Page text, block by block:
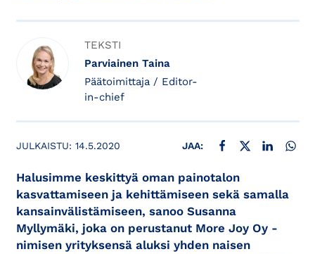
TEKSTI
Parviainen Taina
Päätoimittaja / Editor-
in-chief
JULKAISTU: 14.5.2020 JAA: JAA FACEBOOKISSA
JAA X:SSÄ JAA
Halusimme keskittyä oman painotalon
kasvattamiseen ja kehittämiseen sekä samalla
kansainvälistämiseen, sanoo Susanna
Myllymäki, joka on perustanut More Joy Oy -
nimisen yrityksensä aluksi yhden naisen